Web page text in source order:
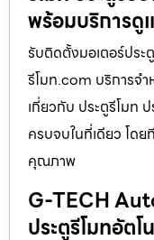
พร้อมบริการดู
รับติดตั้งมอเตอร์ประ
รีโมท.com บริการจ
เกี่ยวกับ ประตูรีโมท
ครบจบในที่เดียว โด
คุณภาพ
G-TECH
ประตูรีโมทอัตโ